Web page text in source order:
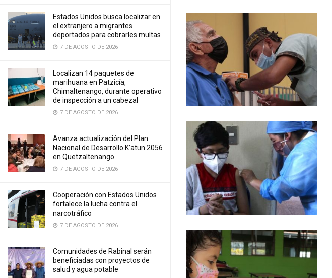
Estados Unidos busca localizar en
el extranjero a migrantes
deportados para cobrarles multas
7 DE AGOSTO DE 2026
Localizan 14 paquetes de
marihuana en Patzicía,
Chimaltenango, durante operativo
de inspección a un cabezal
7 DE AGOSTO DE 2026
Avanza actualización del Plan
Nacional de Desarrollo K’atun 2056
en Quetzaltenango
7 DE AGOSTO DE 2026
Cooperación con Estados Unidos
fortalece la lucha contra el
narcotráfico
7 DE AGOSTO DE 2026
Comunidades de Rabinal serán
beneficiadas con proyectos de
salud y agua potable